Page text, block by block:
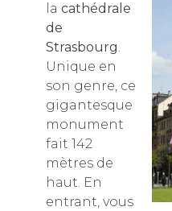
la cathédrale
de
Strasbourg.
Unique en
son genre, ce
gigantesque
monument
fait 142
mètres de
haut. En
entrant, vous